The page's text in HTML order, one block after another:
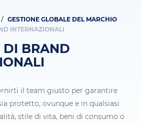
GESTIONE GLOBALE DEL MARCHIO
INTERNAZIONALI
DI BRAND
il team giusto per garantire
protetto, ovunque e in qualsiasi
stile di vita, beni di consumo o